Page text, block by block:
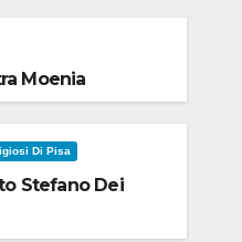
Moenia
Di Pisa
Stefano Dei